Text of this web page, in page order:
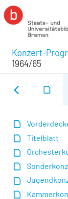
Konzert-
1964/65
Titelblatt